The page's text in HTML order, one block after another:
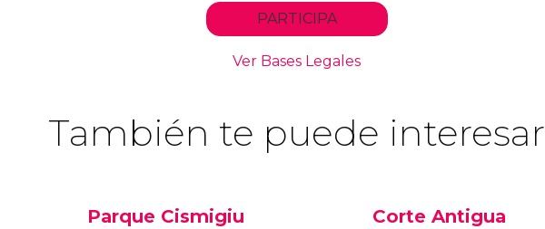
También te puede interesar
Parque Cismigiu Corte Antigua